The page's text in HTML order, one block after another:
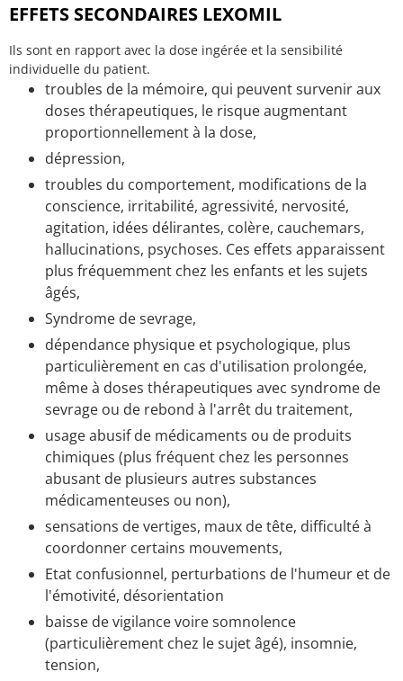
EFFETS SECONDAIRES LEXOMIL
Ils sont en rapport avec la dose ingérée et la sensibilité
individuelle du patient.
troubles de la mémoire, qui peuvent survenir aux
doses thérapeutiques, le risque augmentant
proportionnellement à la dose,
dépression,
troubles du comportement, modifications de la
conscience, irritabilité, agressivité, nervosité,
agitation, idées délirantes, colère, cauchemars,
hallucinations, psychoses. Ces effets apparaissent
plus fréquemment chez les enfants et les sujets
âgés,
Syndrome de sevrage,
dépendance physique et psychologique, plus
particulièrement en cas d'utilisation prolongée,
même à doses thérapeutiques avec syndrome de
sevrage ou de rebond à l'arrêt du traitement,
usage abusif de médicaments ou de produits
chimiques (plus fréquent chez les personnes
abusant de plusieurs autres substances
médicamenteuses ou non),
sensations de vertiges, maux de tête, difficulté à
coordonner certains mouvements,
Etat confusionnel, perturbations de l'humeur et de
l'émotivité, désorientation
baisse de vigilance voire somnolence
(particulièrement chez le sujet âgé), insomnie,
tension,